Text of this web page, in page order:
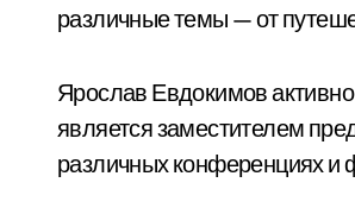
различные темы — от
Ярослав Евдокимов
является заместителем
различных конференциях и